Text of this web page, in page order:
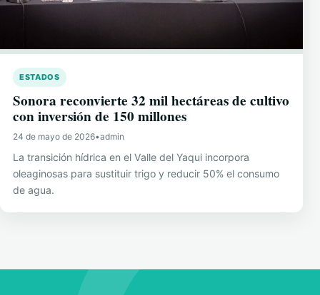
ESTADOS
Sonora reconvierte 32 mil hectáreas de cultivo
con inversión de 150 millones
24 de mayo de 2026•admin
La transición hídrica en el Valle del Yaqui incorpora
oleaginosas para sustituir trigo y reducir 50% el consumo
de agua.